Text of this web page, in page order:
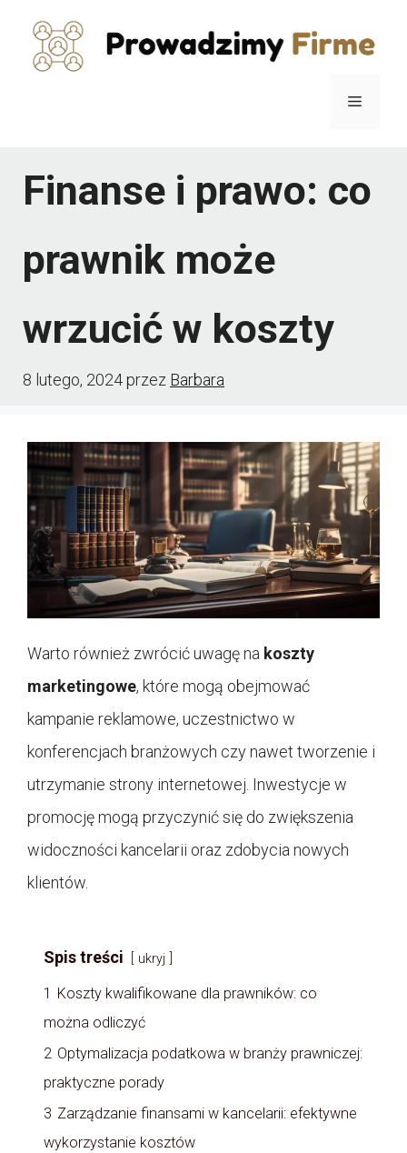
Menu
Finanse i prawo: co
prawnik może
wrzucić w koszty
8 lutego, 2024przez Barbara
Warto również zwrócić uwagę na koszty
marketingowe, które mogą obejmować
kampanie reklamowe, uczestnictwo w
konferencjach branżowych czy nawet tworzenie i
utrzymanie strony internetowej. Inwestycje w
promocję mogą przyczynić się do zwiększenia
widoczności kancelarii oraz zdobycia nowych
klientów.
Spis treści ukryj
1
Koszty kwalifikowane dla prawników: co
można odliczyć
2 Optymalizacja podatkowa w branży prawniczej:
praktyczne porady
3 Zarządzanie finansami w kancelarii: efektywne
wykorzystanie kosztów